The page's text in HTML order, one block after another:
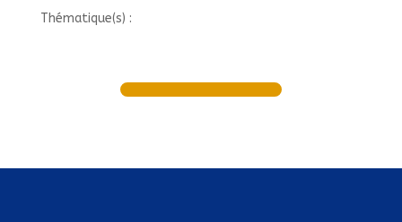
Thématique(s) :